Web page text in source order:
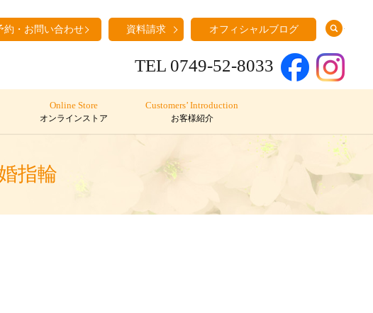
約・お問い合わせ 資料請求 オフィシャルブログ
TEL 0749-52-8033
Online Store
オンラインストア
Customers’ Introduction
お客様紹介
指輪